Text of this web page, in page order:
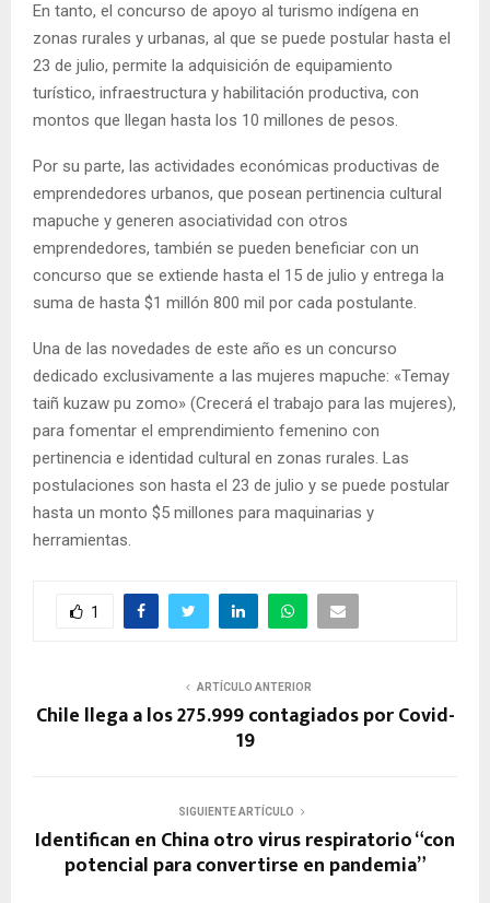
En tanto, el concurso de apoyo al turismo indígena en
zonas rurales y urbanas, al que se puede postular hasta el
23 de julio, permite la adquisición de equipamiento
turístico, infraestructura y habilitación productiva, con
montos que llegan hasta los 10 millones de pesos.
Por su parte, las actividades económicas productivas de
emprendedores urbanos, que posean pertinencia cultural
mapuche y generen asociatividad con otros
emprendedores, también se pueden beneficiar con un
concurso que se extiende hasta el 15 de julio y entrega la
suma de hasta $1 millón 800 mil por cada postulante.
Una de las novedades de este año es un concurso
dedicado exclusivamente a las mujeres mapuche: «Temay
taiñ kuzaw pu zomo» (Crecerá el trabajo para las mujeres),
para fomentar el emprendimiento femenino con
pertinencia e identidad cultural en zonas rurales. Las
postulaciones son hasta el 23 de julio y se puede postular
hasta un monto $5 millones para maquinarias y
herramientas.
1
ARTÍCULO ANTERIOR
Chile llega a los 275.999 contagiados por Covid-
19
SIGUIENTE ARTÍCULO
Identifican en China otro virus respiratorio “con
potencial para convertirse en pandemia”